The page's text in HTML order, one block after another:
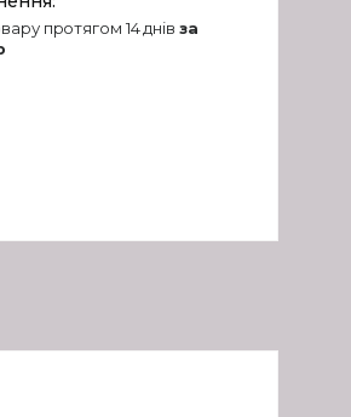
протягом 14 днів за